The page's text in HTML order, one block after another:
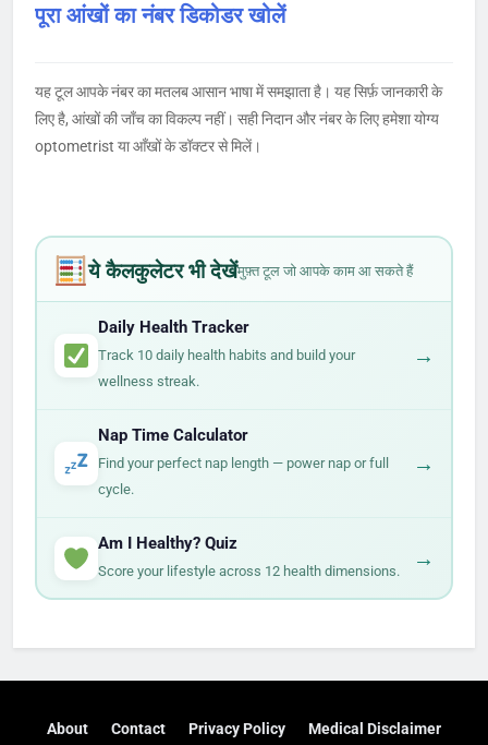
पूरा आंखों का नंबर डिकोडर खोलें
यह टूल आपके नंबर का मतलब आसान भाषा में समझाता है। यह सिर्फ़ जानकारी के
लिए है, आंखों की जाँच का विकल्प नहीं। सही निदान और नंबर के लिए हमेशा योग्य
optometrist या आँखों के डॉक्टर से मिलें।
ये कैलकुलेटर भी देखेंमुफ़्त टूल जो आपके काम आ सकते हैं
Daily Health Tracker
Track 10 daily health habits and build your
wellness streak.
→
Nap Time Calculator
Find your perfect nap length — power nap or full
cycle.
→
Am I Healthy? Quiz
Score your lifestyle across 12 health dimensions. →
About Contact Privacy Policy Medical Disclaimer